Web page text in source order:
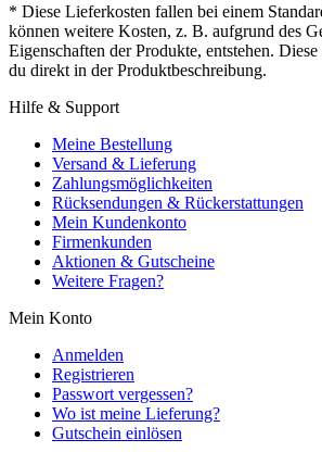
* Diese Lieferkosten fallen bei einem
können weitere Kosten, z. B. aufgrund des
Eigenschaften der Produkte, entstehen.
du direkt in der Produktbeschreibung.
Hilfe & Support
Meine Bestellung
Versand & Lieferung
Zahlungsmöglichkeiten
Rücksendungen & Rückerstattungen
Mein Kundenkonto
Firmenkunden
Aktionen & Gutscheine
Weitere Fragen?
Mein Konto
Anmelden
Registrieren
Passwort vergessen?
Wo ist meine Lieferung?
Gutschein einlösen